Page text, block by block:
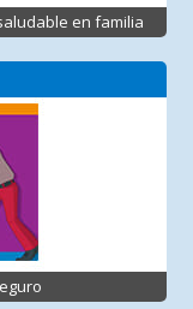
en familia